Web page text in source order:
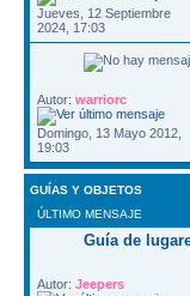
Jueves, 12 Septiembre
2024, 17:03
Autor: warriorc
Domingo, 13 Mayo 2012,
19:03
GUÍAS Y OBJETOS
ÚLTIMO MENSAJE
Guía de
Autor: Jeepers